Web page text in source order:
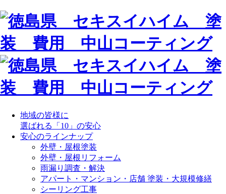
地域の皆様に
選ばれる「10」の安心
安心のラインナップ
外壁・屋根塗装
外壁・屋根リフォーム
雨漏り調査・解決
アパート・マンション・店舗 塗装・大規模修繕
シーリング工事